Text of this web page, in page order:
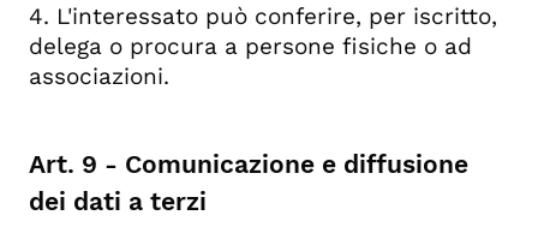
4. L'interessato può conferire, per iscritto,
delega o procura a persone fisiche o ad
associazioni.
Art. 9 - Comunicazione e diffusione
dei dati a terzi